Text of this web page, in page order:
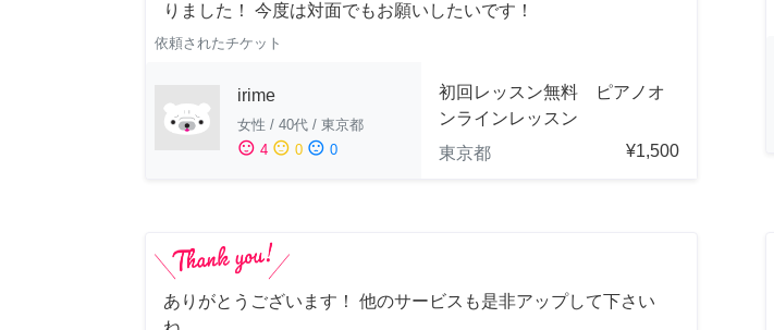
りました！ 今度は対面でもお願いしたいです！
依頼されたチケット
irime
女性 / 40代 / 東京都
sentiment_satisfied 4 sentiment_neutral 0 sentiment_dissatisfied 0
初回レッスン無料 ピアノオ
ンラインレッスン
東京都
¥1,500
ありがとうございます！ 他のサービスも是非アップして下さい